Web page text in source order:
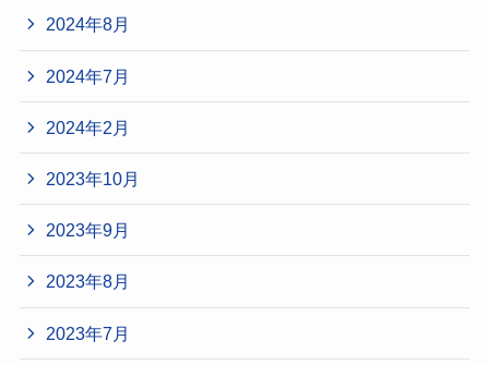
2024年8月
2024年7月
2024年2月
2023年10月
2023年9月
2023年8月
2023年7月